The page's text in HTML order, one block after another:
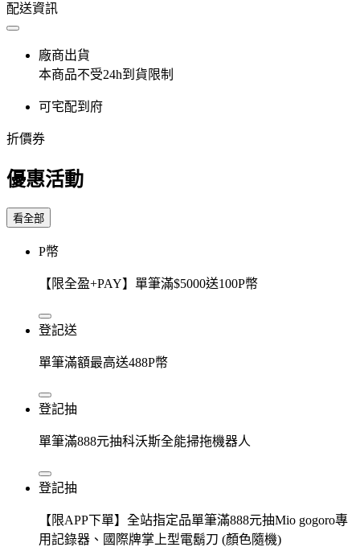
配送資訊
廠商出貨
本商品不受24h到貨限制
可宅配到府
折價券
優惠活動
看全部
P幣
【限全盈+PAY】單筆滿$5000送100P幣
登記送
單筆滿額最高送488P幣
登記抽
單筆滿888元抽科沃斯全能掃拖機器人
登記抽
【限APP下單】全站指定品單筆滿888元抽Mio gogoro專
用記錄器、國際牌掌上型電鬍刀 (顏色隨機)